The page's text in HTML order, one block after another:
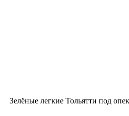
Зелёные легкие Тольятти под